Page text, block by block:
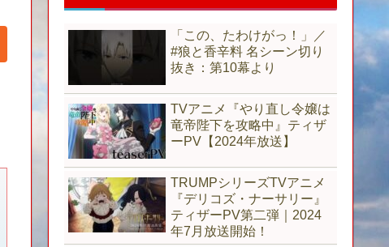
「この、たわけがっ！」／
#狼と香辛料 名シーン切り
抜き：第10幕より
TVアニメ『やり直し令嬢は
竜帝陛下を攻略中』ティザ
ーPV【2024年放送】
TRUMPシリーズTVアニメ
『デリコズ・ナーサリー』
ティザーPV第二弾｜2024
年7月放送開始！